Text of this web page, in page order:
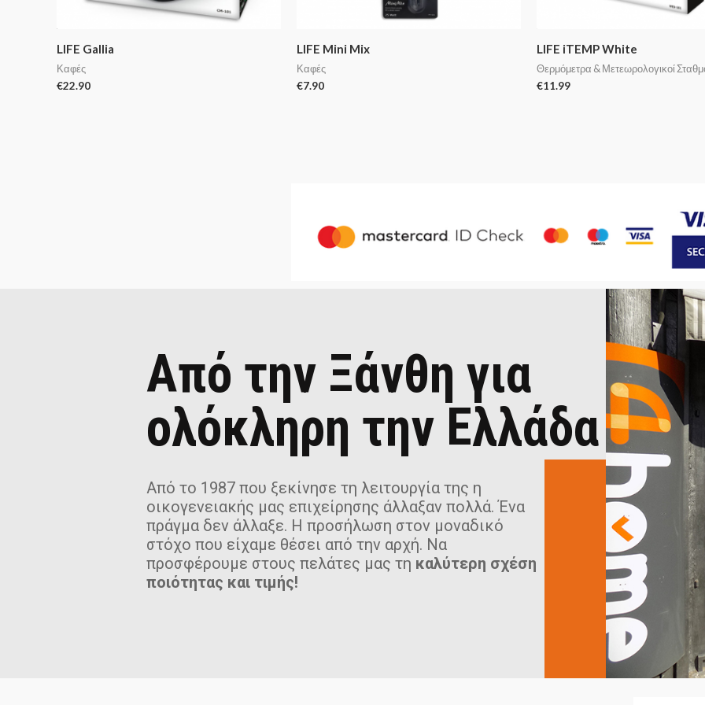
LIFE Gallia
Καφές
€22.90
LIFE Mini Mix
Καφές
€7.90
LIFE iTEMP White
Θερμόμετρα & Μετεωρολογικοί
€11.99
Από την Ξάνθη για
ολόκληρη την Ελλάδα
Από το 1987 που ξεκίνησε τη λειτουργία της η
οικογενειακής μας επιχείρησης άλλαξαν πολλά. Ένα
πράγμα δεν άλλαξε. Η προσήλωση στον μοναδικό
στόχο που είχαμε θέσει από την αρχή. Να
προσφέρουμε στους πελάτες μας τη καλύτερη σχέση
ποιότητας και τιμής!